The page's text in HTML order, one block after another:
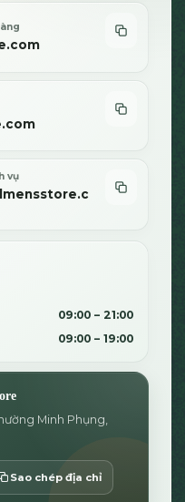
vụ
09:00 – 21:00
09:00 – 19:00
Minh Phụng,
Sao chép địa chỉ